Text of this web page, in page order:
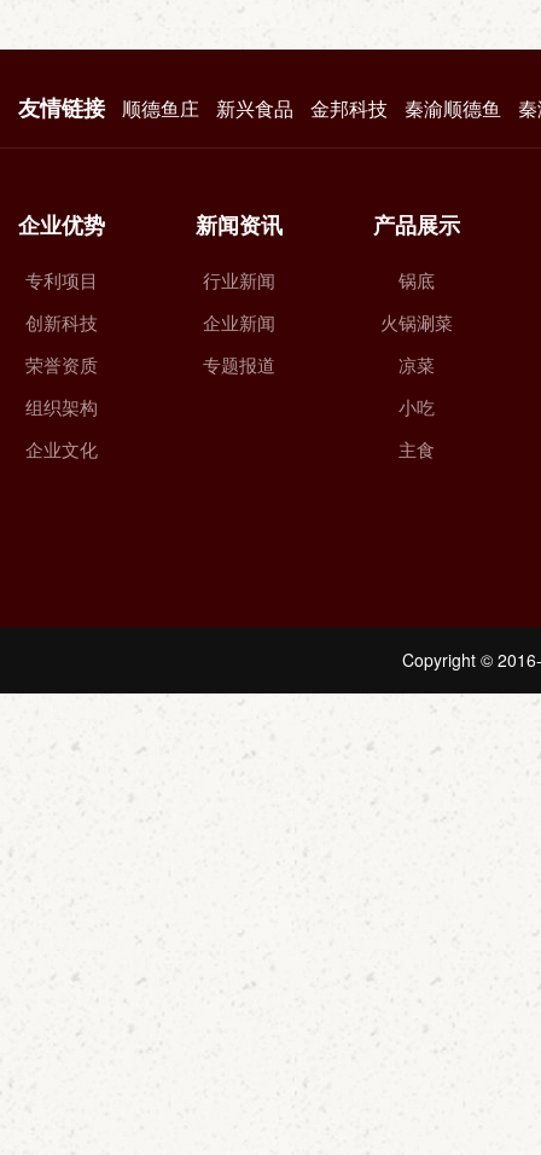
友情链接 顺德鱼庄 新兴食品 金邦科技 秦渝顺德鱼
企业优势
专利项目
创新科技
荣誉资质
组织架构
企业文化
新闻资讯
行业新闻
企业新闻
专题报道
产品展示
锅底
火锅涮菜
凉菜
小吃
主食
Copyright ©